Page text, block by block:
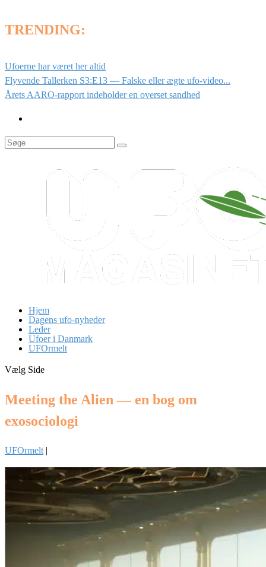
TRENDING:
Ufoerne har været her altid
Flyvende Tallerken S3:E13 — Falske eller ægte ufo-video...
Årets AARO-rapport indeholder en overset sandhed
Hjem
Dagens ufo-nyheder
Leder
Ufoer i Danmark
UFOrmelt
Vælg Side
Meeting the Alien — en bog om
exosociologi
UFOrmelt |